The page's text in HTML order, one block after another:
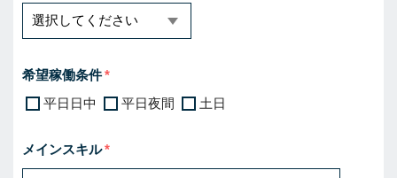
希望稼働条件
平日日中
平日夜間 土日
メインスキル